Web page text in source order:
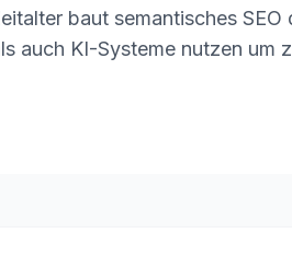
baut semantisches
auch KI-Systeme nutzen um